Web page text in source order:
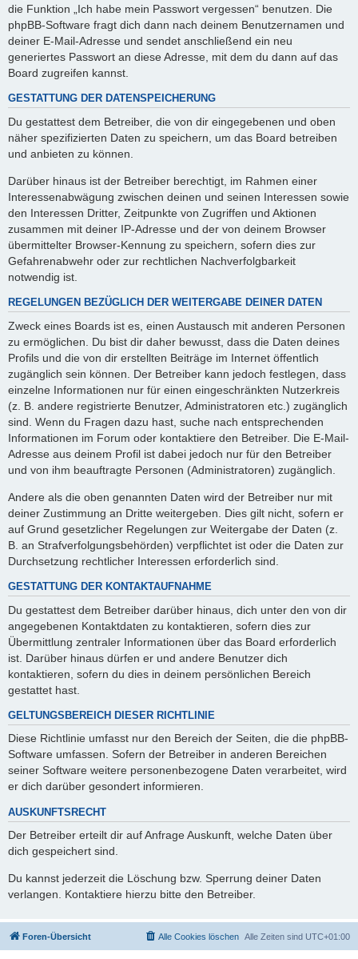
die Funktion „Ich habe mein Passwort vergessen“ benutzen. Die
phpBB-Software fragt dich dann nach deinem Benutzernamen und
deiner E-Mail-Adresse und sendet anschließend ein neu
generiertes Passwort an diese Adresse, mit dem du dann auf das
Board zugreifen kannst.
GESTATTUNG DER DATENSPEICHERUNG
Du gestattest dem Betreiber, die von dir eingegebenen und oben
näher spezifizierten Daten zu speichern, um das Board betreiben
und anbieten zu können.
Darüber hinaus ist der Betreiber berechtigt, im Rahmen einer
Interessenabwägung zwischen deinen und seinen Interessen sowie
den Interessen Dritter, Zeitpunkte von Zugriffen und Aktionen
zusammen mit deiner IP-Adresse und der von deinem Browser
übermittelter Browser-Kennung zu speichern, sofern dies zur
Gefahrenabwehr oder zur rechtlichen Nachverfolgbarkeit
notwendig ist.
REGELUNGEN BEZÜGLICH DER WEITERGABE DEINER DATEN
Zweck eines Boards ist es, einen Austausch mit anderen Personen
zu ermöglichen. Du bist dir daher bewusst, dass die Daten deines
Profils und die von dir erstellten Beiträge im Internet öffentlich
zugänglich sein können. Der Betreiber kann jedoch festlegen, dass
einzelne Informationen nur für einen eingeschränkten Nutzerkreis
(z. B. andere registrierte Benutzer, Administratoren etc.) zugänglich
sind. Wenn du Fragen dazu hast, suche nach entsprechenden
Informationen im Forum oder kontaktiere den Betreiber. Die E-Mail-
Adresse aus deinem Profil ist dabei jedoch nur für den Betreiber
und von ihm beauftragte Personen (Administratoren) zugänglich.
Andere als die oben genannten Daten wird der Betreiber nur mit
deiner Zustimmung an Dritte weitergeben. Dies gilt nicht, sofern er
auf Grund gesetzlicher Regelungen zur Weitergabe der Daten (z.
B. an Strafverfolgungsbehörden) verpflichtet ist oder die Daten zur
Durchsetzung rechtlicher Interessen erforderlich sind.
GESTATTUNG DER KONTAKTAUFNAHME
Du gestattest dem Betreiber darüber hinaus, dich unter den von dir
angegebenen Kontaktdaten zu kontaktieren, sofern dies zur
Übermittlung zentraler Informationen über das Board erforderlich
ist. Darüber hinaus dürfen er und andere Benutzer dich
kontaktieren, sofern du dies in deinem persönlichen Bereich
gestattet hast.
GELTUNGSBEREICH DIESER RICHTLINIE
Diese Richtlinie umfasst nur den Bereich der Seiten, die die phpBB-
Software umfassen. Sofern der Betreiber in anderen Bereichen
seiner Software weitere personenbezogene Daten verarbeitet, wird
er dich darüber gesondert informieren.
AUSKUNFTSRECHT
Der Betreiber erteilt dir auf Anfrage Auskunft, welche Daten über
dich gespeichert sind.
Du kannst jederzeit die Löschung bzw. Sperrung deiner Daten
verlangen. Kontaktiere hierzu bitte den Betreiber.
Foren-Übersicht Alle Zeiten sind UTC+01:00
Alle Cookies löschen